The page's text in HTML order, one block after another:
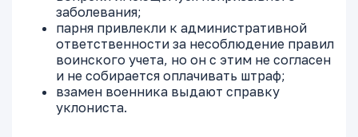
заболевания;
парня привлекли к административной
ответственности за несоблюдение правил
воинского учета, но он с этим не согласен
и не собирается оплачивать штраф;
взамен военника выдают справку
уклониста.